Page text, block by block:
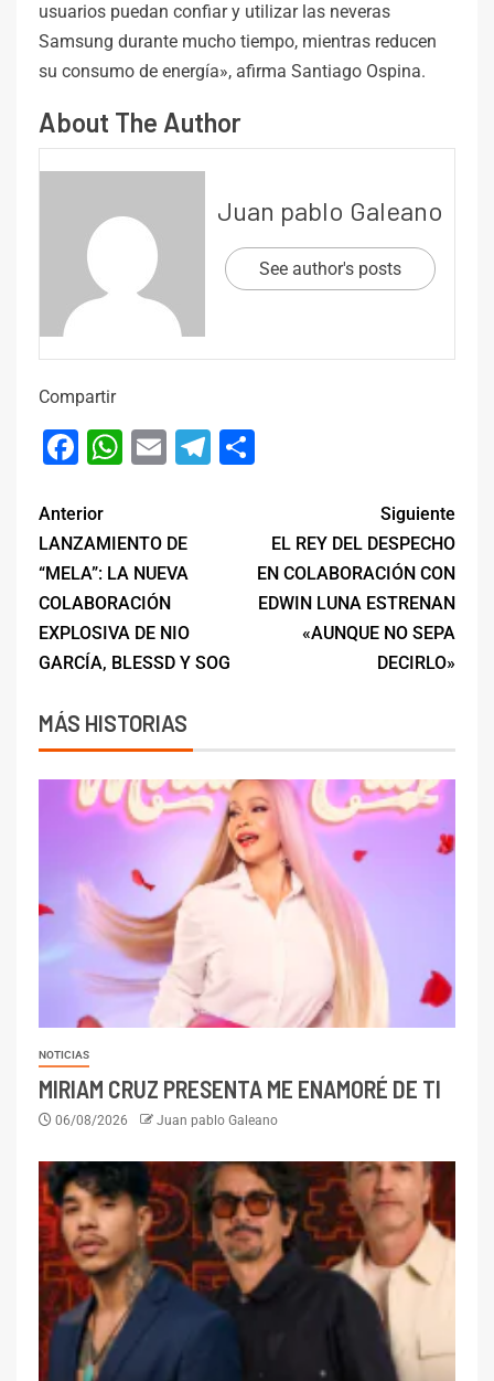
usuarios puedan confiar y utilizar las neveras
Samsung durante mucho tiempo, mientras reducen
su consumo de energía», afirma Santiago Ospina.
About The Author
Juan pablo Galeano
See author's posts
Compartir
Facebook
WhatsApp
EmailTelegram
Anterior
LANZAMIENTO DE
“MELA”: LA NUEVA
COLABORACIÓN
EXPLOSIVA DE NIO
GARCÍA, BLESSD Y SOG
Siguiente
EL REY DEL DESPECHO
EN COLABORACIÓN CON
EDWIN LUNA ESTRENAN
«AUNQUE NO SEPA
DECIRLO»
MÁS HISTORIAS
NOTICIAS
MIRIAM CRUZ PRESENTA ME ENAMORÉ DE TI
06/08/2026 Juan pablo Galeano